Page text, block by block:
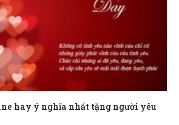
hay ý nghĩa nhất tặng người yêu